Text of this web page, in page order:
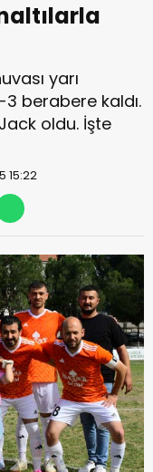
yarı
3 berabere kaldı.
oldu. İşte
15:22